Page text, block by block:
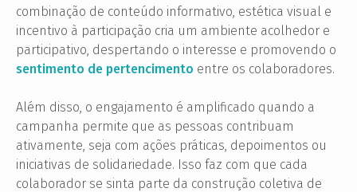
combinação de conteúdo informativo, estética visual e
incentivo à participação cria um ambiente acolhedor e
participativo, despertando o interesse e promovendo o
sentimento de pertencimento entre os colaboradores.
Além disso, o engajamento é amplificado quando a
campanha permite que as pessoas contribuam
ativamente, seja com ações práticas, depoimentos ou
iniciativas de solidariedade. Isso faz com que cada
colaborador se sinta parte da construção coletiva de